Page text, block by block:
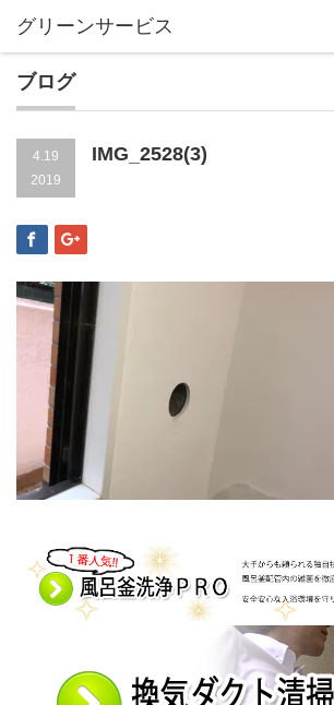
ブログ
4.19
2019
IMG_2528(3)